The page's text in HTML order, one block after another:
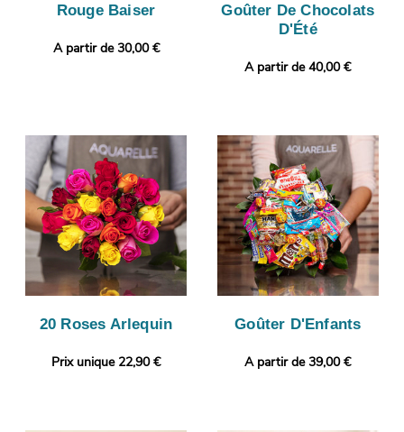
Rouge Baiser
A partir de 30,00 €
Goûter De Chocolats
D'Été
A partir de 40,00 €
20 Roses Arlequin
Prix unique 22,90 €
Goûter D'Enfants
A partir de 39,00 €